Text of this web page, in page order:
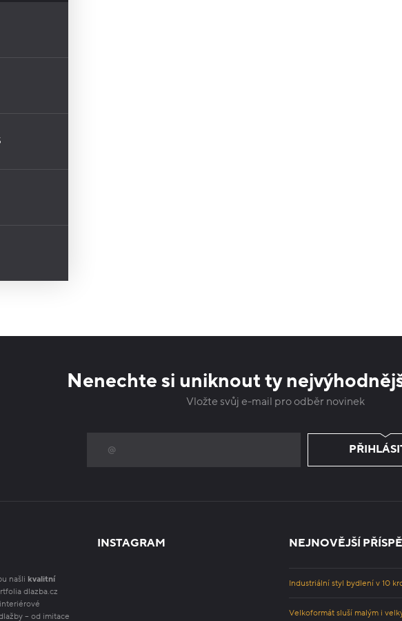
Nenechte si uniknout ty
Vložte svůj e-mail pro odběr novinek
našli kvalitní
dlazba.cz
– od imitace
INSTAGRAM NEJNOVĚJŠÍ
Industriální styl bydlení v 10
Velkoformát sluší malým i